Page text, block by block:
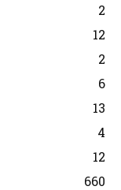
2
12
2
6
13
4
12
660